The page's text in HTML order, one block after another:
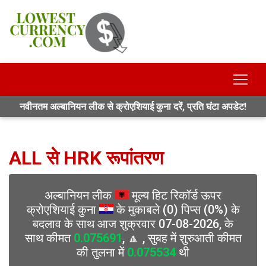
नवीनतम अल्बानियन लीक से क्रोएशियाई कुना दरें, प्रति घंटा अपडेट!
ALL से HRK रूपांतरण
अल्बानियन लीक
मूल्य हिट रिकॉर्ड ऊपर
क्रोएशियाई कुना
के मुकाबले (0) पिप्स (0%) के
बदलाव के साथ आज शुक्रवार 07-08-2026, के
साथ कीमत 0.075691, 🔼 , सुबह में शुरुआती कीमत
की तुलना में 0.075534थी